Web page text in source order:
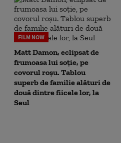
FILM NOW
Matt Damon, eclipsat de
frumoasa lui soție, pe
covorul roșu. Tablou
superb de familie alături de
două dintre fiicele lor, la
Seul